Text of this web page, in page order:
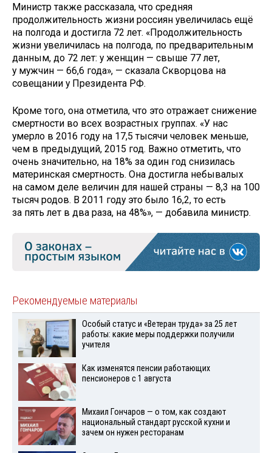
Министр также рассказала, что средняя
продолжительность жизни россиян увеличилась ещё
на полгода и достигла 72 лет. «Продолжительность
жизни увеличилась на полгода, по предварительным
данным, до 72 лет: у женщин — свыше 77 лет,
у мужчин — 66,6 года», — сказала Скворцова на
совещании у Президента РФ.
Кроме того, она отметила, что это отражает снижение
смертности во всех возрастных группах. «У нас
умерло в 2016 году на 17,5 тысячи человек меньше,
чем в предыдущий, 2015 год. Важно отметить, что
очень значительно, на 18% за один год снизилась
материнская смертность. Она достигла небывалых
на самом деле величин для нашей страны — 8,3 на 100
тысяч родов. В 2011 году это было 16,2, то есть
за пять лет в два раза, на 48%», — добавила министр.
Рекомендуемые материалы
Особый статус и «Ветеран труда» за 25 лет
работы: какие меры поддержки получили
учителя
Как изменятся пенсии работающих
пенсионеров с 1 августа
Михаил Гончаров — о том, как создают
национальный стандарт русской кухни и
зачем он нужен ресторанам